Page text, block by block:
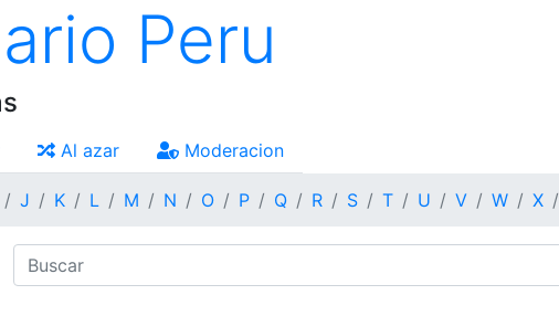
Peru
Al azar Moderacion
J K L M N O P Q R S T U V W X